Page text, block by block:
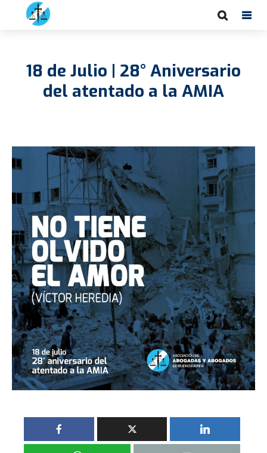
18 de Julio | 28° Aniversario
del atentado a la AMIA